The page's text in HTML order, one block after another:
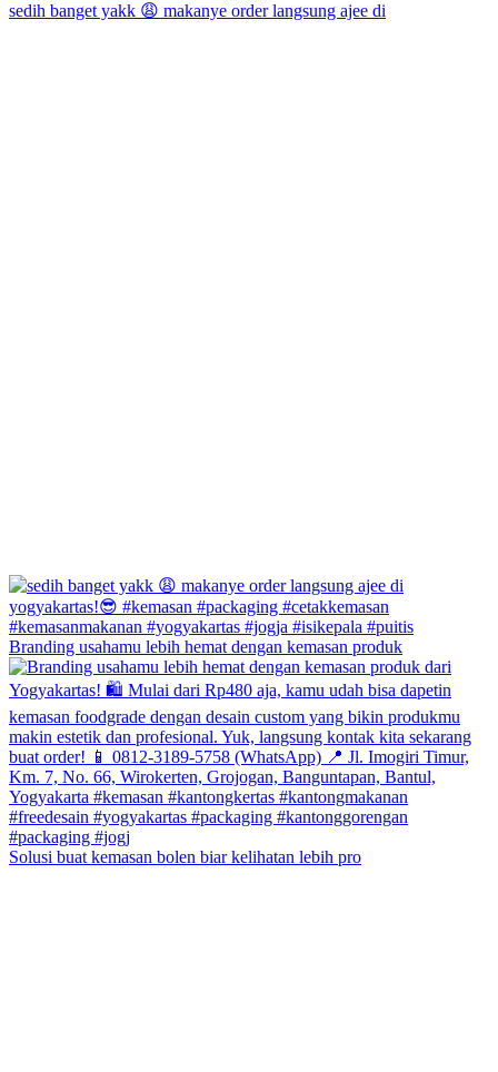
sedih banget yakk 😩 makanye order langsung ajee di
Branding usahamu lebih hemat dengan kemasan produk
Solusi buat kemasan bolen biar kelihatan lebih pro